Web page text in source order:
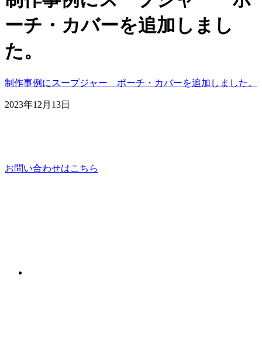
ーチ・カバーを追加しまし
た。
制作事例にスープジャー ポーチ・カバーを追加しました。
2023年12月13日
お問い合わせはこちら